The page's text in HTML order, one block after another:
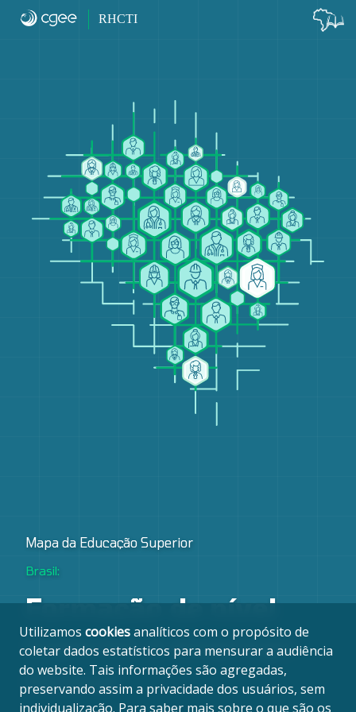
Início RHCTI
Mapa da Educação Superior
Brasil:
Formação de nível
superior e emprego
formal
Utilizamos cookiesanalíticos com o propósito de
coletar dados estatísticos para mensurar a audiência
do website. Tais informações são agregadas,
preservando assim a privacidade dos usuários, sem
individualização. Para saber mais sobre o que são os